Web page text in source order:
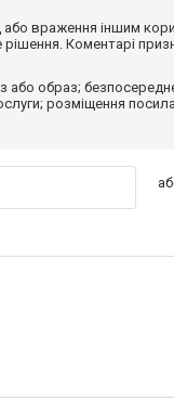
або враження іншим
Коментарі
або образ;
розміщення